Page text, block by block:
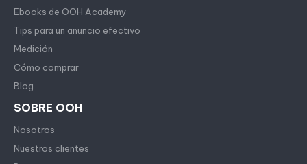
Ebooks de OOH Academy
Tips para un anuncio efectivo
Medición
Cómo comprar
Blog
SOBRE OOH
Nosotros
Nuestros clientes